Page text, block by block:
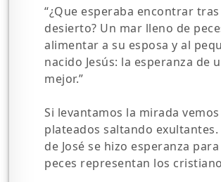
“¿Que esperaba encontrar
desierto? Un mar lleno de
alimentar a su esposa y al
nacido Jesús: la esperanza de
mejor.”
Si levantamos la mirada vemos
plateados saltando exultantes.
de José se hizo esperanza
peces representan los